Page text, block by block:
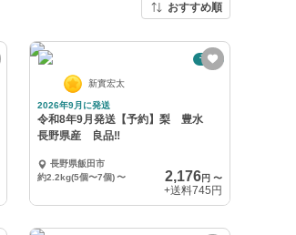
おすすめ順
予約
新實宏太
2026年9月に発送
令和8年9月発送【予約】梨 豊水
長野県産 良品‼️
長野県飯田市
約2.2kg(5個〜7個)〜 2,176円 〜
+送料745円